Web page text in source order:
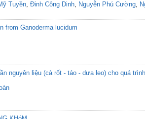
Tuyền, Đinh Công Dinh, Nguyễn Phú Cường,
from Ganoderma lucidum
nguyên liệu (cà rốt - táo - dưa leo) cho quá